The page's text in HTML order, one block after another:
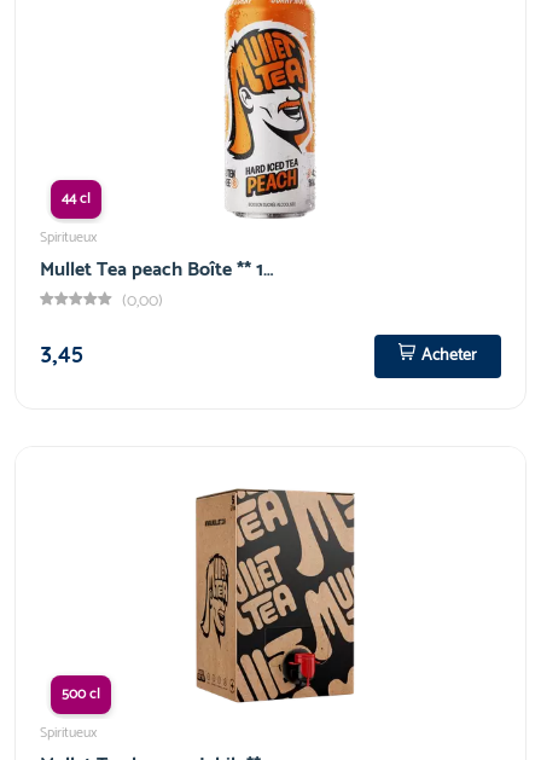
44 cl
Spiritueux
Mullet Tea peach Boîte ** 1…
(0,00)
3,45
Acheter
500 cl
Spiritueux